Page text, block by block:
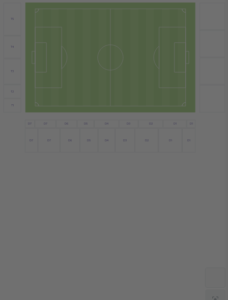
D1
D1
D2
D3
D4
D5
D6
D7
D7
D1
D1
D2
D3
D4
D5
D6
D7
D7
T1
T2
T3
T4
T5